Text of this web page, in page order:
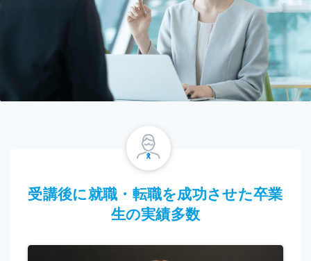
受講後に就職・転職を成功させた卒業
生の実績多数